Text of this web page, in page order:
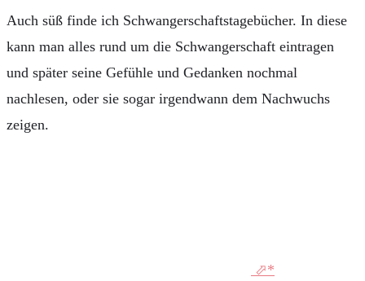
Auch süß finde ich Schwangerschaftstagebücher. In diese
kann man alles rund um die Schwangerschaft eintragen
und später seine Gefühle und Gedanken nochmal
nachlesen, oder sie sogar irgendwann dem Nachwuchs
zeigen.